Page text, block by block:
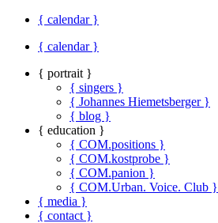
{ calendar }
{ calendar }
{ portrait }
{ singers }
{ Johannes Hiemetsberger }
{ blog }
{ education }
{ COM.positions }
{ COM.kostprobe }
{ COM.panion }
{ COM.Urban. Voice. Club }
{ media }
{ contact }